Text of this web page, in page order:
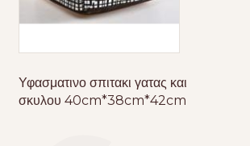
Υφασματινο σπιτακι γατας και
σκυλου 40cm*38cm*42cm